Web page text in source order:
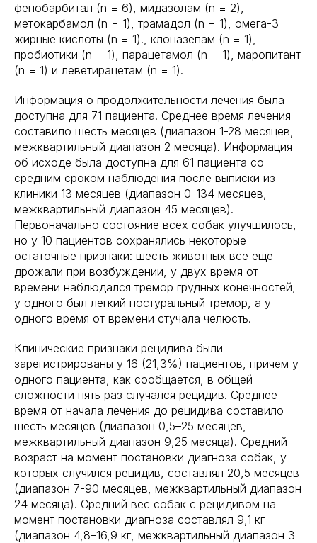
фенобарбитал (n = 6), мидазолам (n = 2),
метокарбамол (n = 1), трамадол (n = 1), омега-3
жирные кислоты (n = 1)., клоназепам (n = 1),
пробиотики (n = 1), парацетамол (n = 1), маропитант
(n = 1) и леветирацетам (n = 1).
Информация о продолжительности лечения была
доступна для 71 пациента. Среднее время лечения
составило шесть месяцев (диапазон 1-28 месяцев,
межквартильный диапазон 2 месяца). Информация
об исходе была доступна для 61 пациента со
средним сроком наблюдения после выписки из
клиники 13 месяцев (диапазон 0-134 месяцев,
межквартильный диапазон 45 месяцев).
Первоначально состояние всех собак улучшилось,
но у 10 пациентов сохранялись некоторые
остаточные признаки: шесть животных все еще
дрожали при возбуждении, у двух время от
времени наблюдался тремор грудных конечностей,
у одного был легкий постуральный тремор, а у
одного время от времени стучала челюсть.
Клинические признаки рецидива были
зарегистрированы у 16 (21,3%) пациентов, причем у
одного пациента, как сообщается, в общей
сложности пять раз случался рецидив. Среднее
время от начала лечения до рецидива составило
шесть месяцев (диапазон 0,5–25 месяцев,
межквартильный диапазон 9,25 месяца). Средний
возраст на момент постановки диагноза собак, у
которых случился рецидив, составлял 20,5 месяцев
(диапазон 7-90 месяцев, межквартильный диапазон
24 месяца). Средний вес собак с рецидивом на
момент постановки диагноза составлял 9,1 кг
(диапазон 4,8–16,9 кг, межквартильный диапазон 3